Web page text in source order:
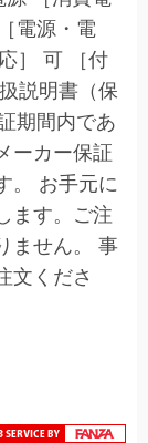
電源・電
］ 可 ［付
説明書（保
期間内であ
ーカー保証
。 お手元に
ます。ご注
ません。 事
文くださ